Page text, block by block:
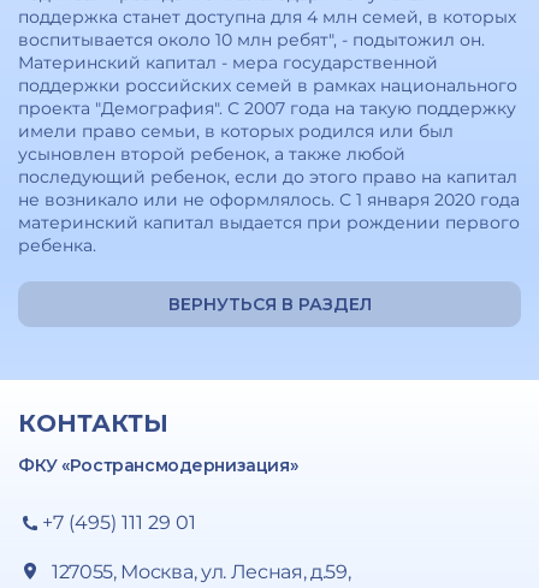
поддержка станет доступна для 4 млн семей, в которых
воспитывается около 10 млн ребят", - подытожил он.
Материнский капитал - мера государственной
поддержки российских семей в рамках национального
проекта "Демография". С 2007 года на такую поддержку
имели право семьи, в которых родился или был
усыновлен второй ребенок, а также любой
последующий ребенок, если до этого право на капитал
не возникало или не оформлялось. С 1 января 2020 года
материнский капитал выдается при рождении первого
ребенка.
ВЕРНУТЬСЯ В РАЗДЕЛ
КОНТАКТЫ
ФКУ «Ространсмодернизация»
+7 (495) 111 29 01
127055, Москва, ул. Лесная, д.59,